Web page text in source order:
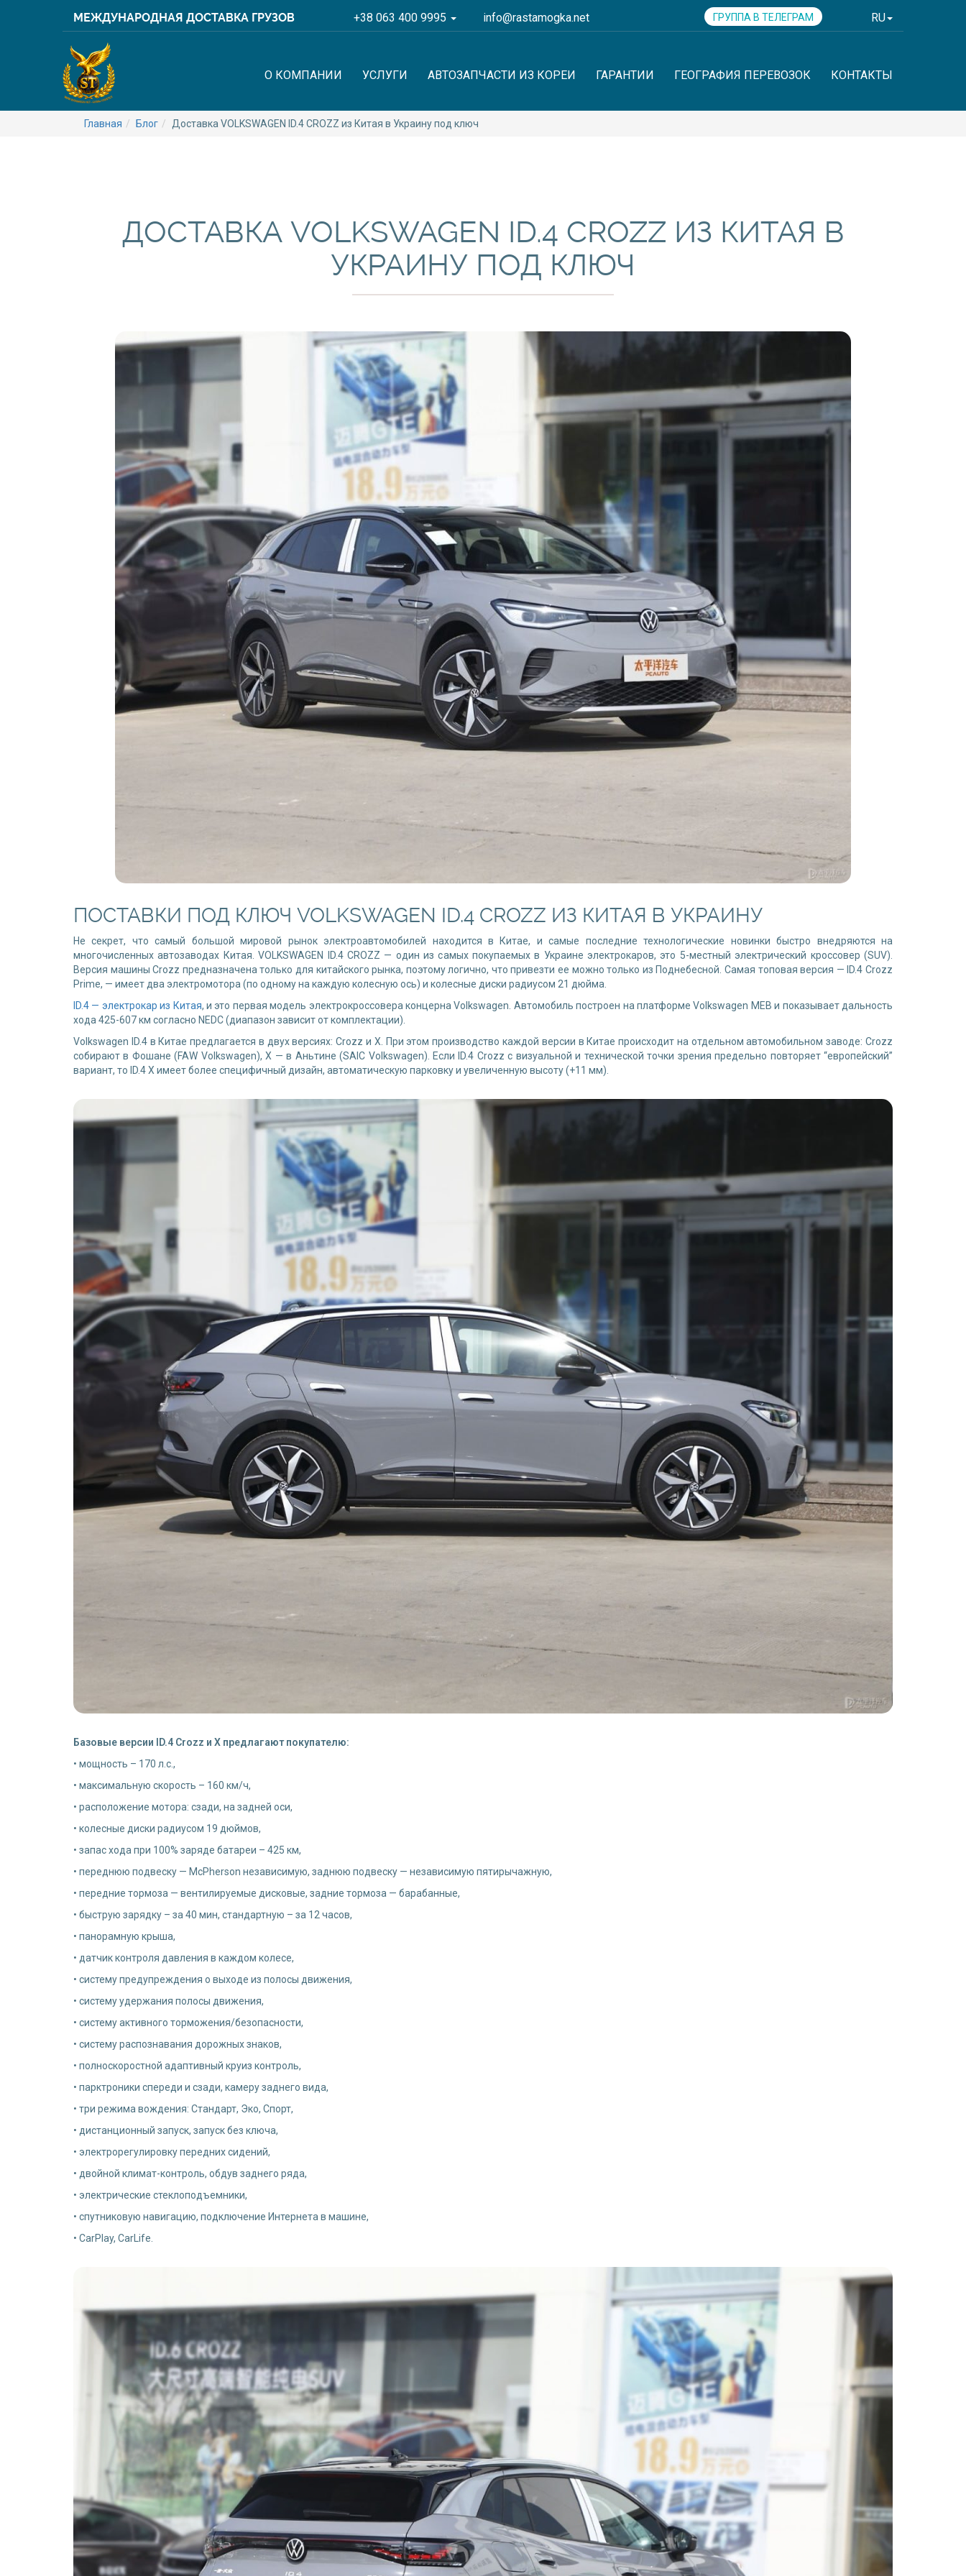
МЕЖДУНАРОДНАЯ ДОСТАВКА ГРУЗОВ +38 063 400 9995 info@rastamogka.net ГРУППА В ТЕЛЕГРАМ RU
О КОМПАНИИ УСЛУГИ АВТОЗАПЧАСТИ ИЗ КОРЕИ ГАРАНТИИ ГЕОГРАФИЯ ПЕРЕВОЗОК КОНТАКТЫ
Главная Блог Доставка VOLKSWAGEN ID.4 CROZZ из Китая в Украину под ключ
ДОСТАВКА VOLKSWAGEN ID.4 CROZZ ИЗ КИТАЯ В
УКРАИНУ ПОД КЛЮЧ
ПОСТАВКИ ПОД КЛЮЧ VOLKSWAGEN ID.4 CROZZ ИЗ КИТАЯ В УКРАИНУ
Не секрет, что самый большой мировой рынок электроавтомобилей находится в Китае, и самые последние технологические новинки быстро внедряются на
многочисленных автозаводах Китая. VOLKSWAGEN ID.4 CROZZ — один из самых покупаемых в Украине электрокаров, это 5-местный электрический кроссовер (SUV).
Версия машины Crozz предназначена только для китайского рынка, поэтому логично, что привезти ее можно только из Поднебесной. Самая топовая версия — ID.4 Crozz
Prime, — имеет два электромотора (по одному на каждую колесную ось) и колесные диски радиусом 21 дюйма.
ID.4 — электрокар из Китая, и это первая модель электрокроссовера концерна Volkswagen. Автомобиль построен на платформе Volkswagen MEB и показывает дальность
хода 425-607 км согласно NEDC (диапазон зависит от комплектации).
Volkswagen ID.4 в Китае предлагается в двух версиях: Crozz и X. При этом производство каждой версии в Китае происходит на отдельном автомобильном заводе: Crozz
собирают в Фошане (FAW Volkswagen), X — в Аньтине (SAIC Volkswagen). Если ID.4 Crozz с визуальной и технической точки зрения предельно повторяет “европейский”
вариант, то ID.4 X имеет более специфичный дизайн, автоматическую парковку и увеличенную высоту (+11 мм).
Базовые версии ID.4 Crozz и Х предлагают покупателю:
• мощность – 170 л.с.,
• максимальную скорость – 160 км/ч,
• расположение мотора: сзади, на задней оси,
• колесные диски радиусом 19 дюймов,
• запас хода при 100% заряде батареи – 425 км,
• переднюю подвеску — McPherson независимую, заднюю подвеску — независимую пятирычажную,
• передние тормоза — вентилируемые дисковые, задние тормоза — барабанные,
• быструю зарядку – за 40 мин, стандартную – за 12 часов,
• панорамную крыша,
• датчик контроля давления в каждом колесе,
• систему предупреждения о выходе из полосы движения,
• систему удержания полосы движения,
• систему активного торможения/безопасности,
• систему распознавания дорожных знаков,
• полноскоростной адаптивный круиз контроль,
• парктроники спереди и сзади, камеру заднего вида,
• три режима вождения: Стандарт, Эко, Спорт,
• дистанционный запуск, запуск без ключа,
• электрорегулировку передних сидений,
• двойной климат-контроль, обдув заднего ряда,
• электрические стеклоподъемники,
• спутниковую навигацию, подключение Интернета в машине,
• CarPlay, CarLife.